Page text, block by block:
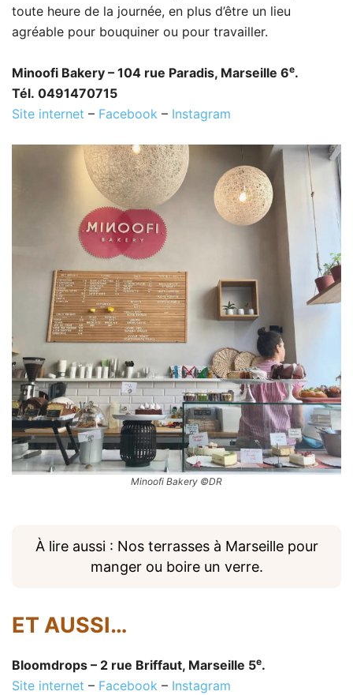
toute heure de la journée, en plus d’être un lieu
agréable pour bouquiner ou pour travailler.
Minoofi Bakery – 104 rue Paradis, Marseille 6e.
Tél. 0491470715
Site internet – Facebook – Instagram
Minoofi Bakery ©DR
À lire aussi : Nos terrasses à Marseille pour
manger ou boire un verre.
ET AUSSI…
Bloomdrops – 2 rue Briffaut, Marseille 5e.
Site internet – Facebook – Instagram